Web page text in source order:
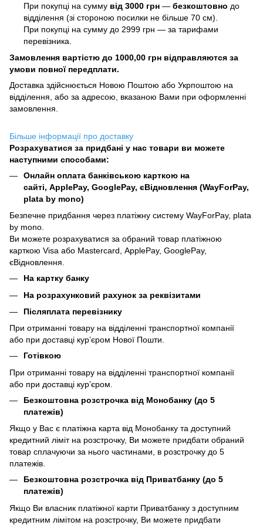
При покупці на сумму від 3000 грн — безкоштовно до
відділення (зі стороною посилки не більше 70 см).
При покупці на сумму до 2999 грн — за тарифами
перевізника.
Замовлення вартістю до 1000,00 грн відправляются за
умови повної передплати.
Доставка здійснюється Новою Поштою або Укрпоштою на
відділення, або за адресою, вказаною Вами при оформленні
замовлення.
Більше інформації про доставку
Розрахуватися за придбані у нас товари ви можете
наступними способами:
Онлайн оплата банківською карткою на
сайті, ApplePay, GooglePay, єВідновлення (WayForPay,
plata by mono)
Безпечне придбання через платіжну систему WayForPay, plata
by mono.
Ви можете розрахуватися за обраний товар платіжною
карткою Visa або Mastercard, ApplePay, GooglePay,
єВідновлення.
На картку банку
На розрахунковий рахунок за реквізитами
Післяплата перевізнику
При отриманні товару на відділенні транспортної компанії
або при доставці кур’єром Нової Пошти.
Готівкою
При отриманні товару на відділенні транспортної компанії
або при доставці кур’єром.
Безкоштовна розстрочка від Монобанку (до 5
платежів)
Якщо у Вас є платіжна карта від Монобанку та доступний
кредитний ліміт на розстрочку, Ви можете придбати обраний
товар сплачуючи за нього частинами, в розстрочку до 5
платежів.
Безкоштовна розстрочка від Приватбанку (до 5
платежів)
Якщо Ви власник платіжної карти Приватбанку з доступним
кредитним лімітом на розстрочку, Ви можете придбати